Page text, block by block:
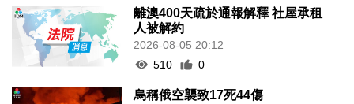
離澳400天疏於通報解釋 社屋承租
人被解約
2026-08-05 20:12
510
0
烏稱俄空襲致17死44傷